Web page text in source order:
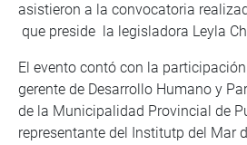
asistieron a la convocatoria
que preside la legisladora Leyla
El evento contó con la
gerente de Desarrollo Humano y
de la Municipalidad Provincial de
representante del Institutp del Mar